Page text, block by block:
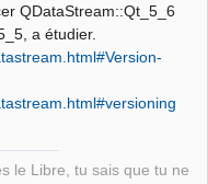
QDataStream::Qt_5_6
a étudier.
le Libre, tu sais que tu ne